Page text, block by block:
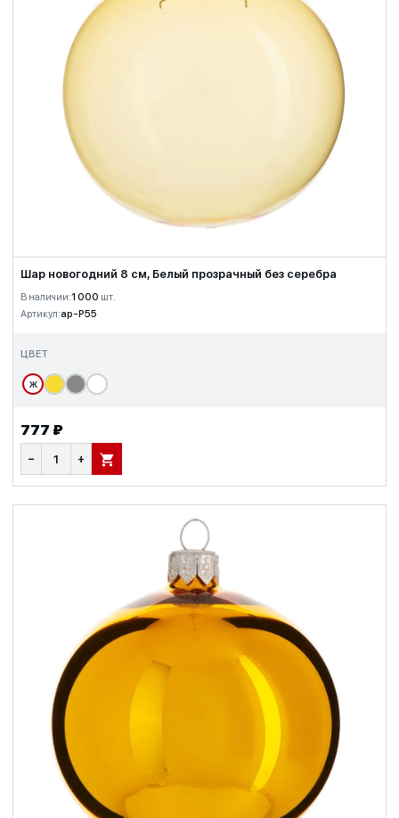
Шар новогодний 8 см, Белый прозрачный без серебра
В наличии:1 000 шт.
Артикул:ap-P55
ЦВЕТ
Ж
777 ₽
− + В КОРЗИНУ